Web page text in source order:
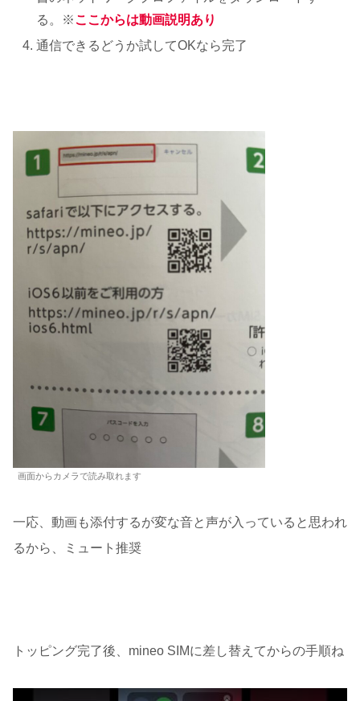
る。※ここからは動画説明あり
通信できるどうか試してOKなら完了
画面からカメラで読み取れます
一応、動画も添付するが変な音と声が入っていると思われ
るから、ミュート推奨
トッピング完了後、mineo SIMに差し替えてからの手順ね